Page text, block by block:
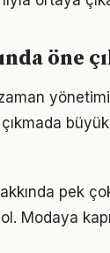
öne
pek
Modaya